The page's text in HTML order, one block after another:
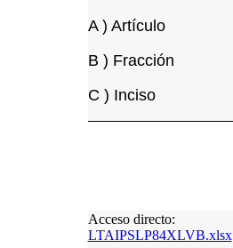
A ) Artículo
B ) Fracción
C ) Inciso
Acceso directo:
LTAIPSLP84XLVB.xlsx